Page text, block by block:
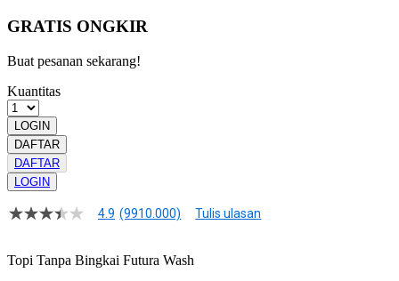
GRATIS ONGKIR
Buat pesanan sekarang!
Kuantitas
LOGIN
DAFTAR
DAFTAR
LOGIN
4.9
bintang,
4.9 (9910.000) Tulis ulasan
Topi Tanpa Bingkai Futura Wash